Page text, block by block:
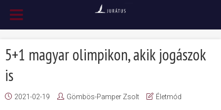
5+1 magyar olimpikon, akik jogászok
is
2021-02-19 Gömbös-Pamper Zsolt Életmód